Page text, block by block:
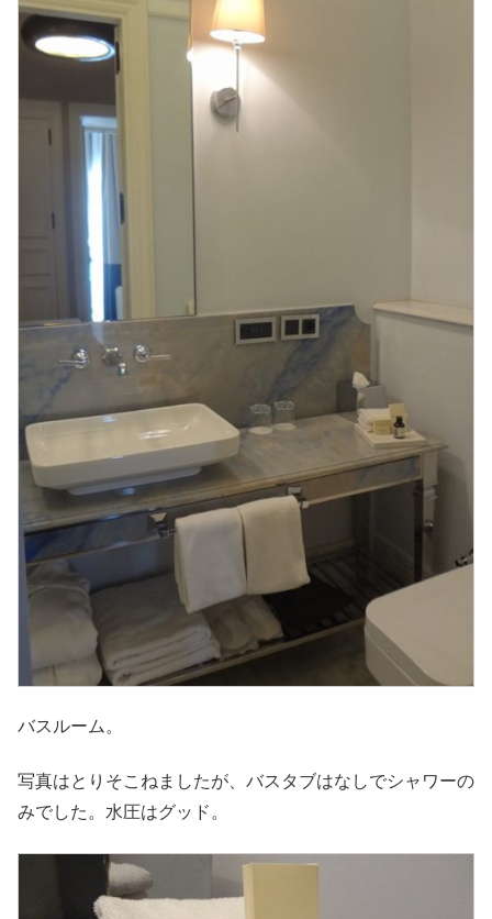
バスルーム。
写真はとりそこねましたが、バスタブはなしでシャワーの
みでした。水圧はグッド。